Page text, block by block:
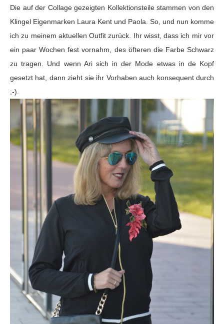
Die auf der Collage gezeigten Kollektionsteile stammen von den
Klingel Eigenmarken Laura Kent und Paola. So, und nun komme
ich zu meinem aktuellen Outfit zurück. Ihr wisst, dass ich mir vor
ein paar Wochen fest vornahm, des öfteren die Farbe Schwarz
zu tragen. Und wenn Ari sich in der Mode etwas in de Kopf
gesetzt hat, dann zieht sie ihr Vorhaben auch konsequent durch
;-).